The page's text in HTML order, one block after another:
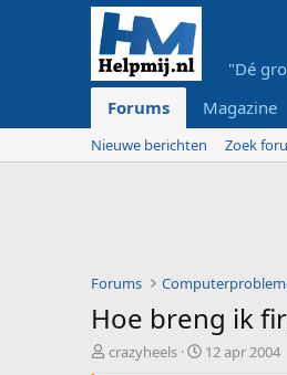
"Dé
Forums
Magazine
Nieuwe berichten Zoek
Forums
Hoe breng ik
O
crazyheels
S12 apr 2004